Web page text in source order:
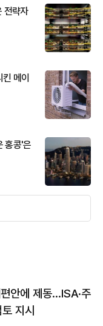
전략자
메이
홍콩'은
안에 제동…ISA·주
지시